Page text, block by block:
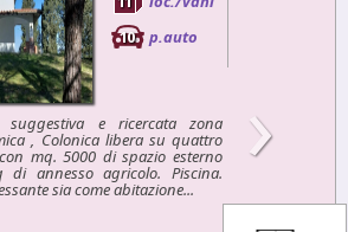
10
p.auto
e ricercata zona
, Colonica libera su quattro
mq. 5000 di spazio esterno
annesso agricolo. Piscina.
sia come abitazione...
›